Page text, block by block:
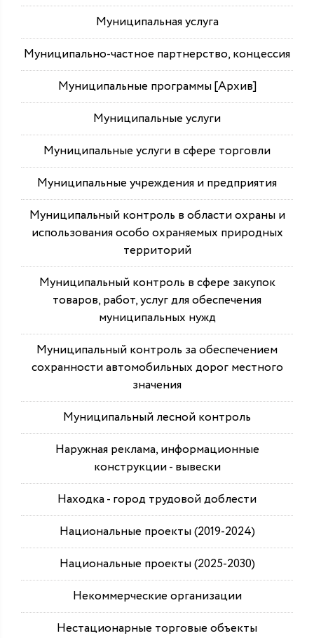
Муниципальная услуга
Муниципально-частное партнерство, концессия
Муниципальные программы [Архив]
Муниципальные услуги
Муниципальные услуги в сфере торговли
Муниципальные учреждения и предприятия
Муниципальный контроль в области охраны и
использования особо охраняемых природных
территорий
Муниципальный контроль в сфере закупок
товаров, работ, услуг для обеспечения
муниципальных нужд
Муниципальный контроль за обеспечением
сохранности автомобильных дорог местного
значения
Муниципальный лесной контроль
Наружная реклама, информационные
конструкции - вывески
Находка - город трудовой доблести
Национальные проекты (2019-2024)
Национальные проекты (2025-2030)
Некоммерческие организации
Нестационарные торговые объекты